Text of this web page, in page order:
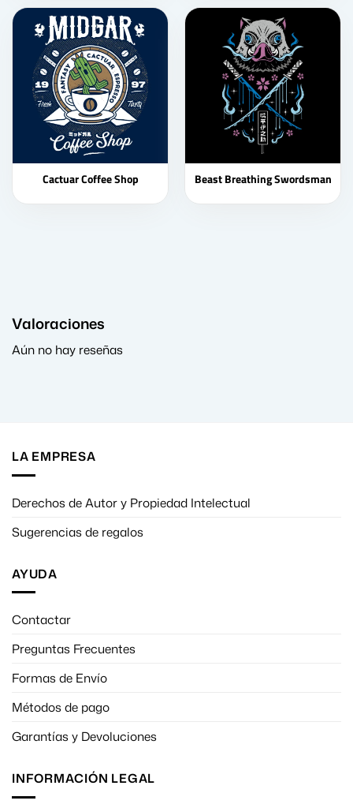
Cactuar Coffee Shop Beast Breathing Swordsman
Valoraciones
Aún no hay reseñas
LA EMPRESA
Derechos de Autor y Propiedad Intelectual
Sugerencias de regalos
AYUDA
Contactar
Preguntas Frecuentes
Formas de Envío
Métodos de pago
Garantías y Devoluciones
INFORMACIÓN LEGAL